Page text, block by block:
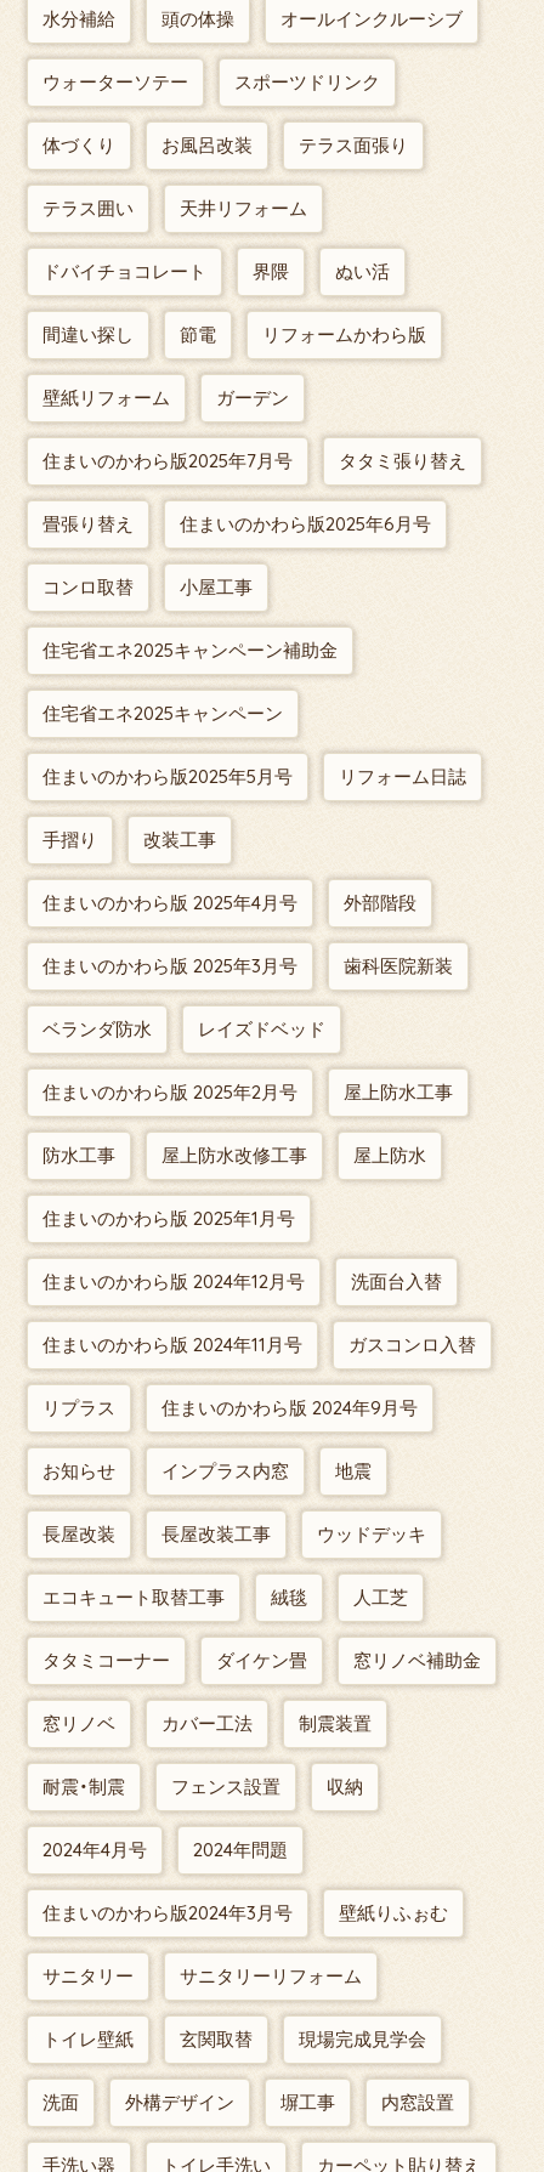
水分補給 頭の体操 オールインクルーシブ
ウォーターソテー スポーツドリンク
体づくり お風呂改装 テラス面張り
テラス囲い 天井リフォーム
ドバイチョコレート 界隈 ぬい活
間違い探し 節電 リフォームかわら版
壁紙リフォーム ガーデン
住まいのかわら版2025年7月号 タタミ張り替え
畳張り替え 住まいのかわら版2025年6月号
コンロ取替 小屋工事
住宅省エネ2025キャンペーン補助金
住宅省エネ2025キャンペーン
住まいのかわら版2025年5月号 リフォーム日誌
手摺り 改装工事
住まいのかわら版 2025年4月号 外部階段
住まいのかわら版 2025年3月号 歯科医院新装
ベランダ防水 レイズドベッド
住まいのかわら版 2025年2月号 屋上防水工事
防水工事 屋上防水改修工事 屋上防水
住まいのかわら版 2025年1月号
住まいのかわら版 2024年12月号 洗面台入替
住まいのかわら版 2024年11月号 ガスコンロ入替
リプラス 住まいのかわら版 2024年9月号
お知らせ インプラス内窓 地震
長屋改装 長屋改装工事 ウッドデッキ
エコキュート取替工事 絨毯 人工芝
タタミコーナー ダイケン畳 窓リノベ補助金
窓リノベ カバー工法 制震装置
耐震・制震 フェンス設置 収納
2024年4月号 2024年問題
住まいのかわら版2024年3月号 壁紙りふぉむ
サニタリー サニタリーリフォーム
トイレ壁紙 玄関取替 現場完成見学会
洗面 外構デザイン 塀工事 内窓設置
手洗い器 トイレ手洗い カーペット貼り替え